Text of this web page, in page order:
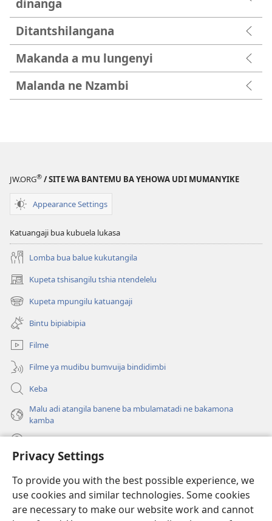
Privacy Settings
To provide you with the best possible experience, we
use cookies and similar technologies. Some cookies
are necessary to make our website work and cannot
Ditantshilangana
Makanda a mu lungenyi
Malanda ne Nzambi
JW.ORG® / SITE WA BANTEMU BA YEHOWA UDI MUMANYIKE
Appearance Settings
Katuangaji bua kubuela lukasa
Lomba bua balue kukutangila
Kupeta tshisangilu tshia ntendelelu
(bikangula
dibeji
dikuabu)
Kupeta mpungilu katuangaji
(bikangula
dibeji
dikuabu)
Bintu bipiabipia
Filme
Filme ya mudibu bumvuija bindidimbi
Keba
Malu adi atangila banene ba mbulamatadi ne bakamona
kamba
Diambuluisha
(bikangula
dibeji
dikuabu)TSHITEKELU TSHIA MIKANDA TSHIA KU ENTERNETE tshia
Watchtower
(bikangula